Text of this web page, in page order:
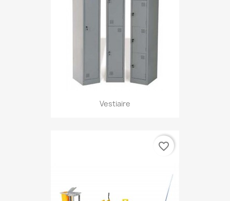
Vestiaire
favorite_border